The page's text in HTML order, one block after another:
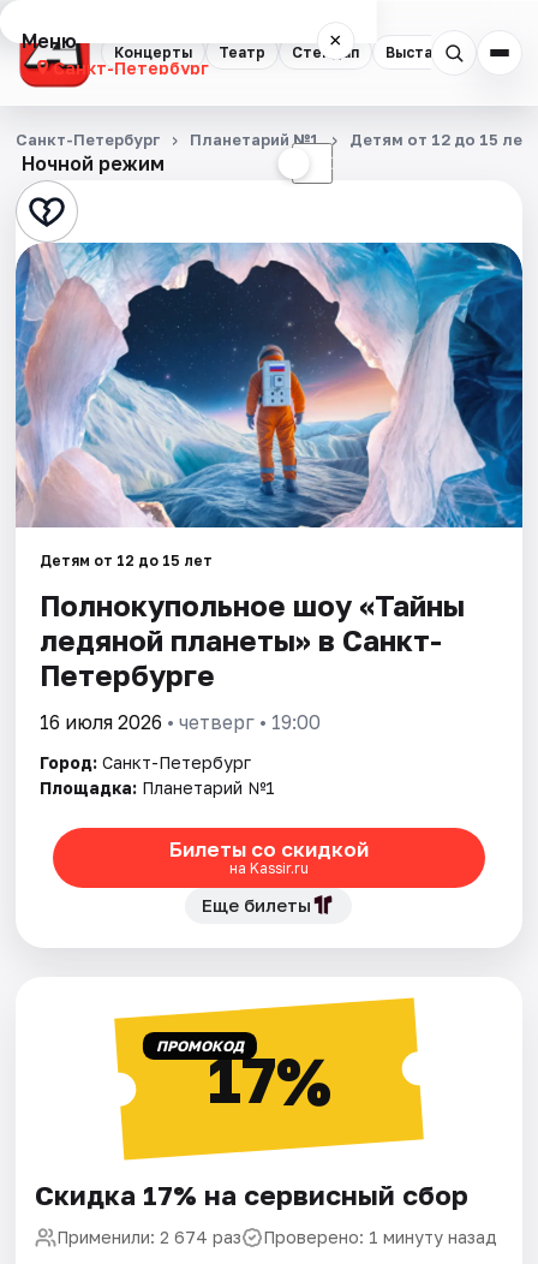
Концерты Театр Стендап Выставки
Меню ×
Санкт-Петербург
Концерты
Театр
Стендап
Выставки
Квесты
Экскурсии
Спорт
События
Города
Площадки
Артисты
Рейтинги
Ночной режим ☾
Санкт-Петербург Планетарий №1 Детям от 12 до 15 лет
Детям от 12 до 15 лет
Полнокупольное шоу «Тайны
ледяной планеты» в Санкт-
Петербурге
16 июля 2026 • четверг • 19:00
Город: Санкт-Петербург
Площадка: Планетарий №1
Билеты со скидкой
на Kassir.ru
Еще билеты
ПРОМОКОД17%
Скидка 17% на сервисный сбор
Применили: 2 674 раз Проверено: 1 минуту назад